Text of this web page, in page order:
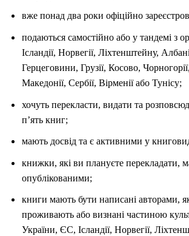
вже понад два роки офіційно
подаються самостійно або у тандемі з
Ісландії, Норвегії, Ліхтенштейну,
Герцеговини, Грузії, Косово,
Македонії, Сербії, Вірменії або Тунісу;
хочуть перекласти, видати та
п’ять книг;
мають досвід та є активними у
книжки, які ви плануєте перекладати,
опублікованими;
книги мають бути написані авторами,
проживають або визнані частиною
України, ЄС, Ісландії, Норвегії,